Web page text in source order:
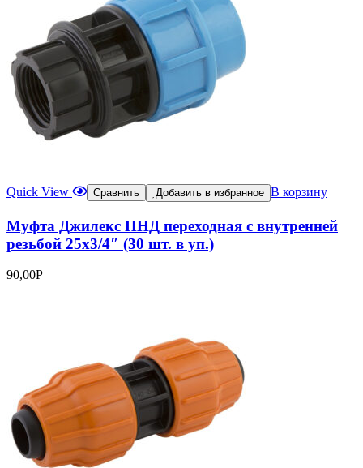
Quick View Сравнить Добавить в избранное В корзину
Муфта Джилекс ПНД переходная с внутренней
резьбой 25х3/4″ (30 шт. в уп.)
90,00Р